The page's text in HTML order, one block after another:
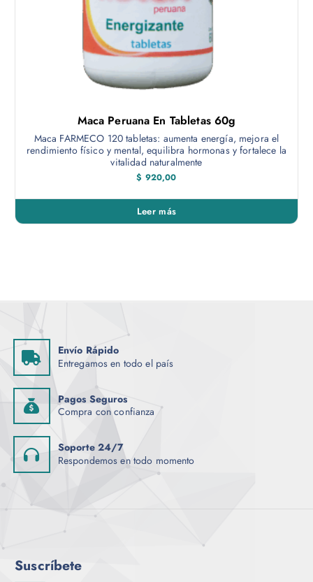
Maca Peruana En Tabletas 60g
Maca FARMECO 120 tabletas: aumenta energía, mejora el
rendimiento físico y mental, equilibra hormonas y fortalece la
vitalidad naturalmente
$ 920,00
Leer más
Envío Rápido
Entregamos en todo el país
Pagos Seguros
Compra con confianza
Soporte 24/7
Respondemos en todo momento
Suscríbete